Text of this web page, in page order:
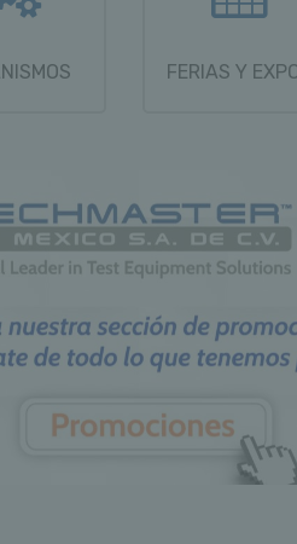
FERIAS Y